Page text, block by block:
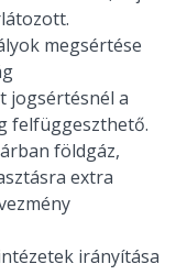
megsértése
jogsértésnél a
felfüggeszthető.
földgáz,
extra
irányítása